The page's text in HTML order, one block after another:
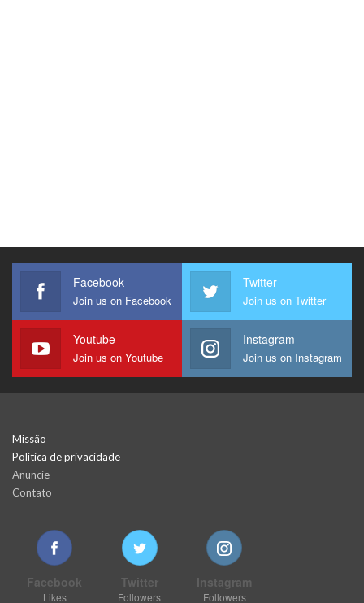
Facebook
Join us on Facebook
Twitter
Join us on Twitter
Youtube
Join us on Youtube
Instagram
Join us on Instagram
Missão
Política de privacidade
Anuncie
Contato
Facebook
Likes
Twitter
Followers
Instagram
Followers